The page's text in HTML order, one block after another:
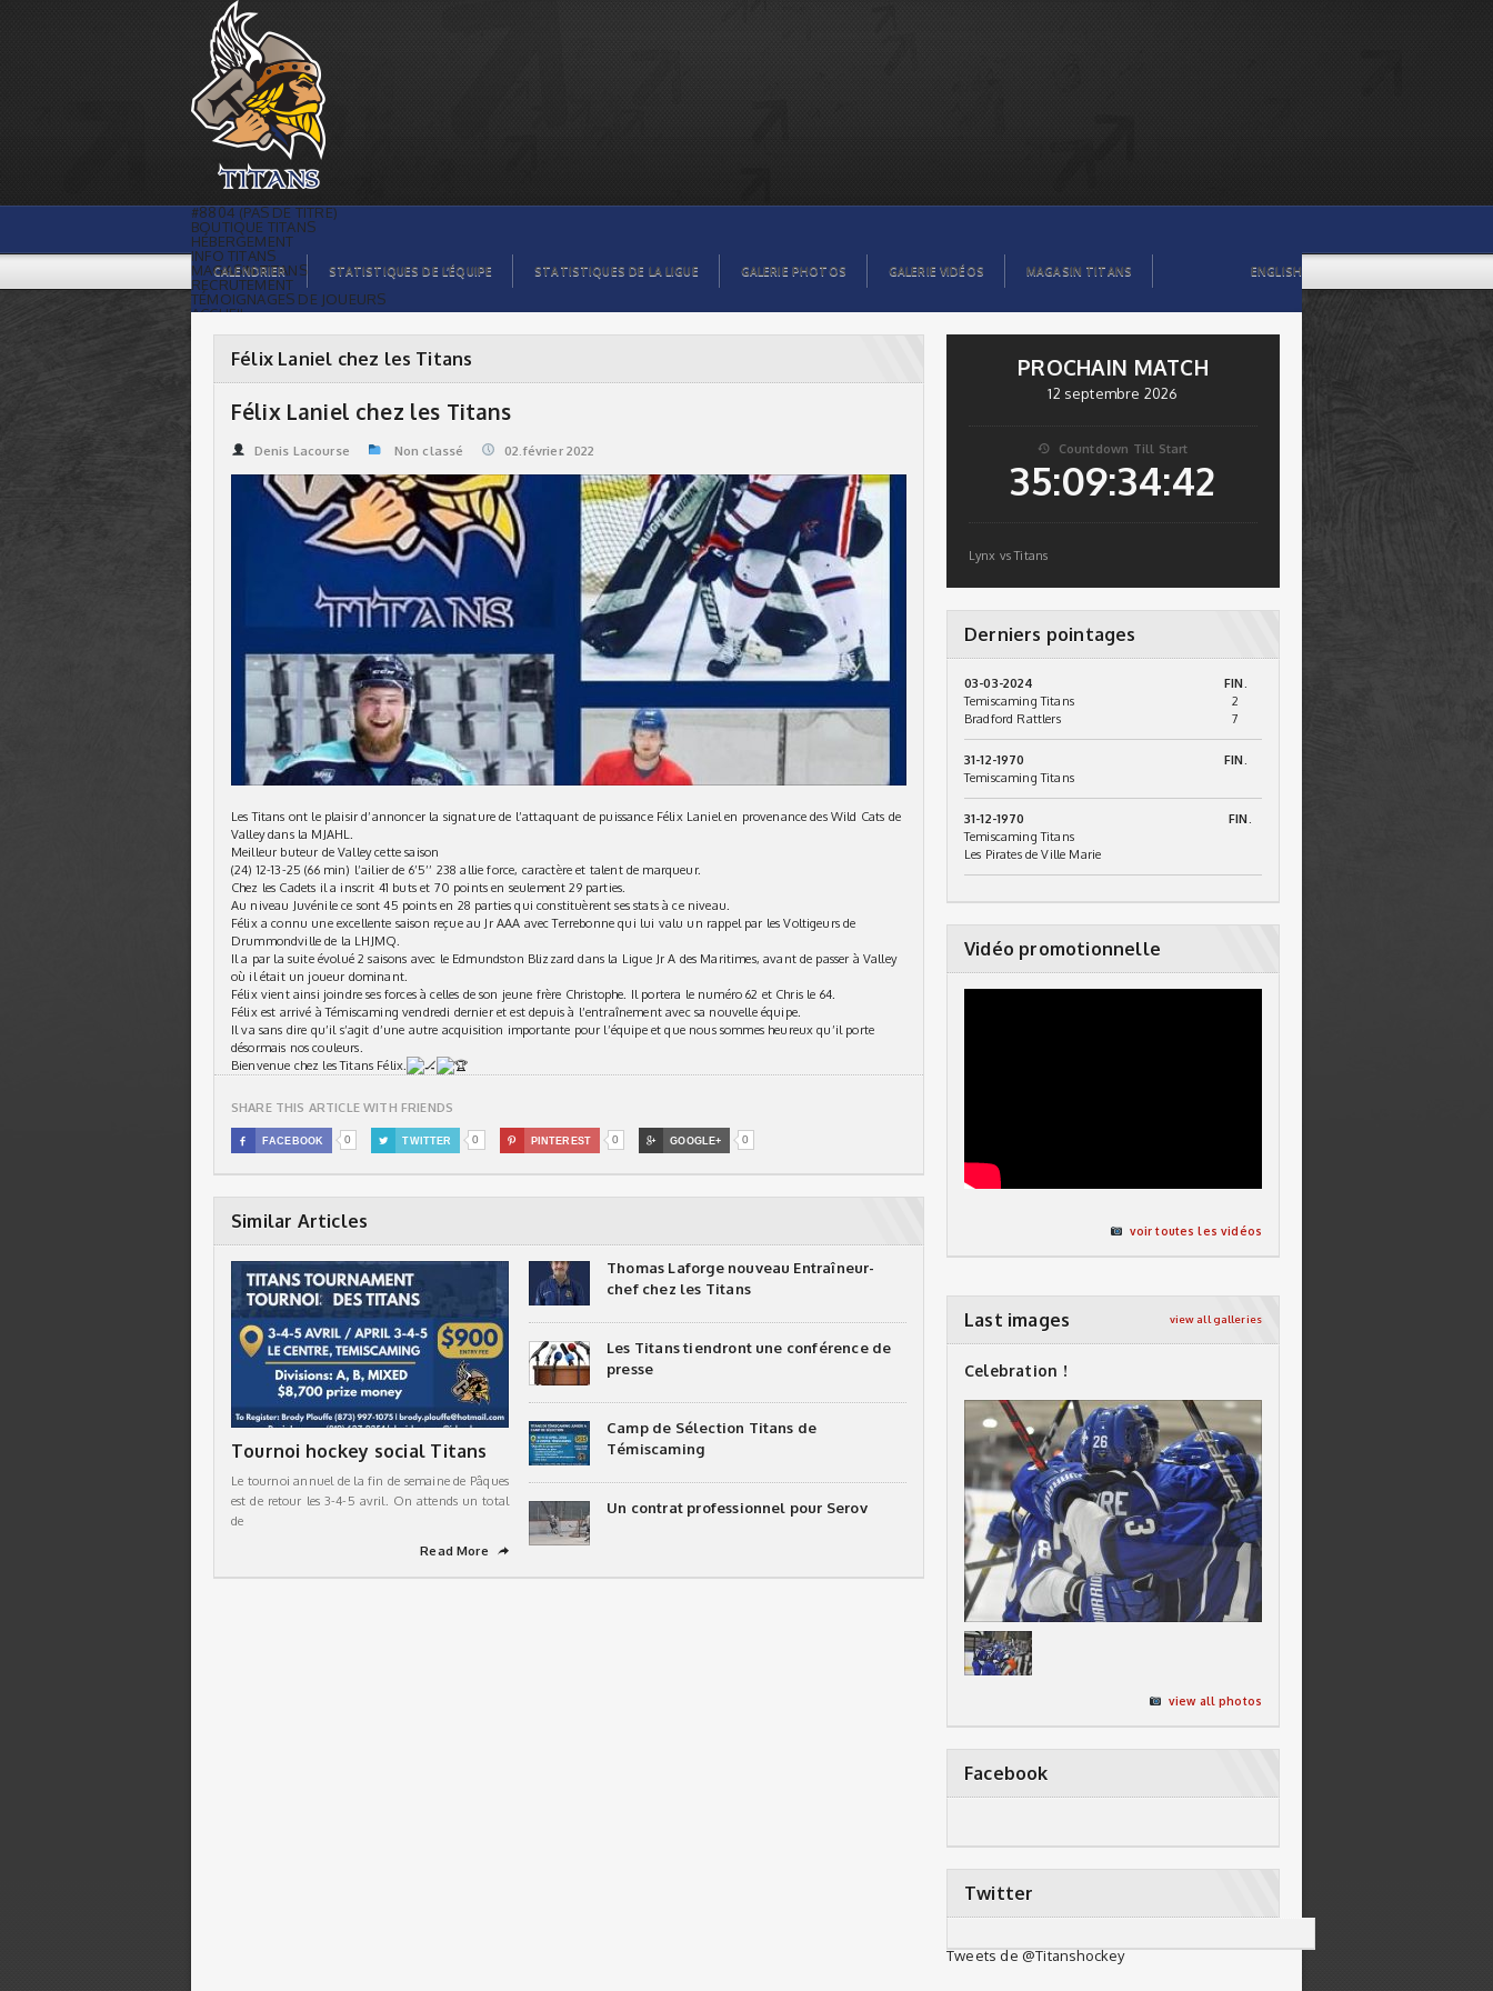
Félix Laniel chez les Titans | Titans de
témiscaming
#8804 (PAS DE TITRE)
BOUTIQUE TITANS
HÉBERGEMENT
INFO TITANS
MAGASIN TITANS
RECRUTEMENT
TÉMOIGNAGES DE JOUEURS
ACCUEIL
GALERIE PHOTOS
STATISTIQUES
ORGANISATION
JOUEURS
CALENDRIER
COMMANDITAIRES
STATISTIQUES DE LA LIGUE
CALENDRIER STATISTIQUES DE L’ÉQUIPE STATISTIQUES DE LA LIGUE GALERIE PHOTOS GALERIE VIDÉOS MAGASIN TITANS ENGLISH
Félix Laniel chez les Titans
Félix Laniel chez les Titans
Denis Lacourse Non classé 02.février 2022
Les Titans ont le plaisir d’annoncer la signature de l’attaquant de puissance Félix Laniel en provenance des Wild Cats de
Valley dans la MJAHL.
Meilleur buteur de Valley cette saison
(24) 12-13-25 (66 min) l’ailier de 6’5’’ 238 allie force, caractère et talent de marqueur.
Chez les Cadets il a inscrit 41 buts et 70 points en seulement 29 parties.
Au niveau Juvénile ce sont 45 points en 28 parties qui constituèrent ses stats à ce niveau.
Félix a connu une excellente saison reçue au Jr AAA avec Terrebonne qui lui valu un rappel par les Voltigeurs de
Drummondville de la LHJMQ.
Il a par la suite évolué 2 saisons avec le Edmundston Blizzard dans la Ligue Jr A des Maritimes, avant de passer à Valley
où il était un joueur dominant.
Félix vient ainsi joindre ses forces à celles de son jeune frère Christophe. Il portera le numéro 62 et Chris le 64.
Félix est arrivé à Témiscaming vendredi dernier et est depuis à l’entraînement avec sa nouvelle équipe.
Il va sans dire qu’il s’agit d’une autre acquisition importante pour l’équipe et que nous sommes heureux qu’il porte
désormais nos couleurs.
Bienvenue chez les Titans Félix.
SHARE THIS ARTICLE WITH FRIENDS
 FACEBOOK 0  TWITTER 0  PINTEREST 0  GOOGLE+ 0
Similar Articles
Tournoi hockey social Titans
Le tournoi annuel de la fin de semaine de Pâques
est de retour les 3-4-5 avril. On attends un total
de
Read More
➦
Thomas Laforge nouveau Entraîneur-
chef chez les Titans
Les Titans tiendront une conférence de
presse
Camp de Sélection Titans de
Témiscaming
Un contrat professionnel pour Serov
PROCHAIN MATCH
12 septembre 2026
 Countdown Till Start
35:09:34:42
Lynx vs Titans
Derniers pointages
03-03-2024
FIN.
Temiscaming Titans
2
Bradford Rattlers
7
31-12-1970
FIN.
Temiscaming Titans
31-12-1970
FIN.
Temiscaming Titans
Les Pirates de Ville Marie
Vidéo promotionnelle
voir toutes les vidéos
Last images view all galleries
Celebration !
view all photos
Facebook
Twitter
Tweets de @Titanshockey